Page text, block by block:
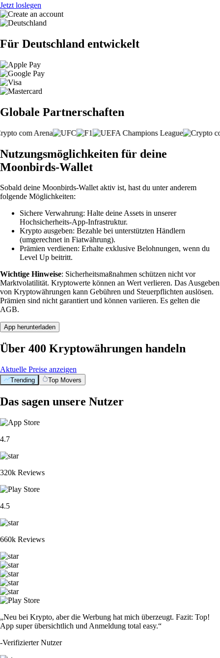
Jetzt loslegen
Für Deutschland entwickelt
Globale Partnerschaften
Nutzungsmöglichkeiten für deine
Moonbirds-Wallet
Sobald deine Moonbirds-Wallet aktiv ist, hast du unter anderem
folgende Möglichkeiten:
Sichere Verwahrung: Halte deine Assets in unserer
Hochsicherheits-App-Infrastruktur.
Krypto ausgeben: Bezahle bei unterstützten Händlern
(umgerechnet in Fiatwährung).
Prämien verdienen: Erhalte exklusive Belohnungen, wenn du
Level Up beitritt.
Wichtige Hinweise: Sicherheitsmaßnahmen schützen nicht vor
Marktvolatilität. Kryptowerte können an Wert verlieren. Das Ausgeben
von Kryptowährungen kann Gebühren und Steuerpflichten auslösen.
Prämien sind nicht garantiert und können variieren. Es gelten die
AGB.
App herunterladen
Über 400 Kryptowährungen handeln
Aktuelle Preise anzeigen
Trending Top Movers
Das sagen unsere Nutzer
4.7
320k Reviews
4.5
660k Reviews
„Neu bei Krypto, aber die Werbung hat mich überzeugt. Fazit: Top!
App super übersichtlich und Anmeldung total easy.“
-Verifizierter Nutzer